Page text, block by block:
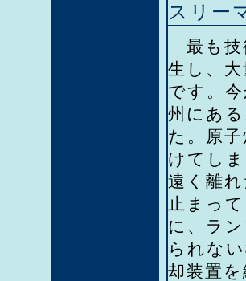
スリー
最も技
生し、
です。
州にあ
た。原
けてし
遠く離
止まっ
に、ラ
られな
却装置